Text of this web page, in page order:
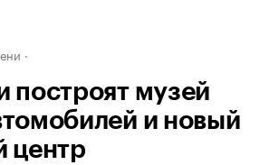
построят музей
и новый
центр